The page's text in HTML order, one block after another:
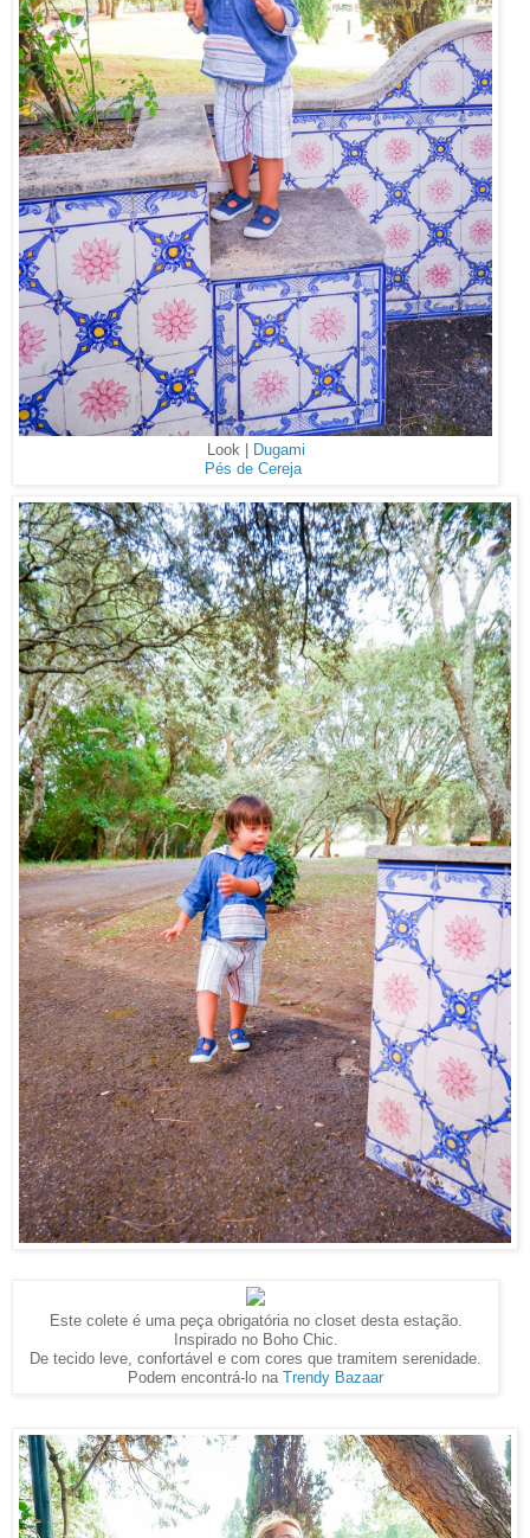
Look |
Dugami
Pés de Cereja
Este colete é uma peça obrigatória no closet desta estação.
Inspirado no Boho Chic.
De tecido leve, confortável e com cores que tramitem serenidade.
Podem encontrá-lo na Trendy Bazaar